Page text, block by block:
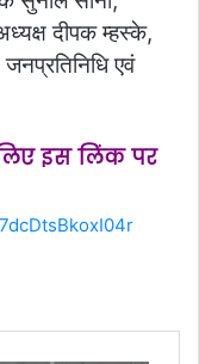
दीपक म्हस्के,
एवं
इस लिंक पर